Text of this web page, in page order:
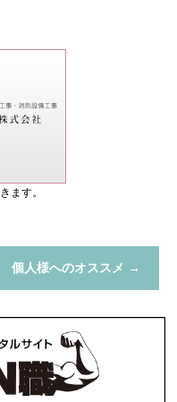
ます。
個人様へのオススメ →